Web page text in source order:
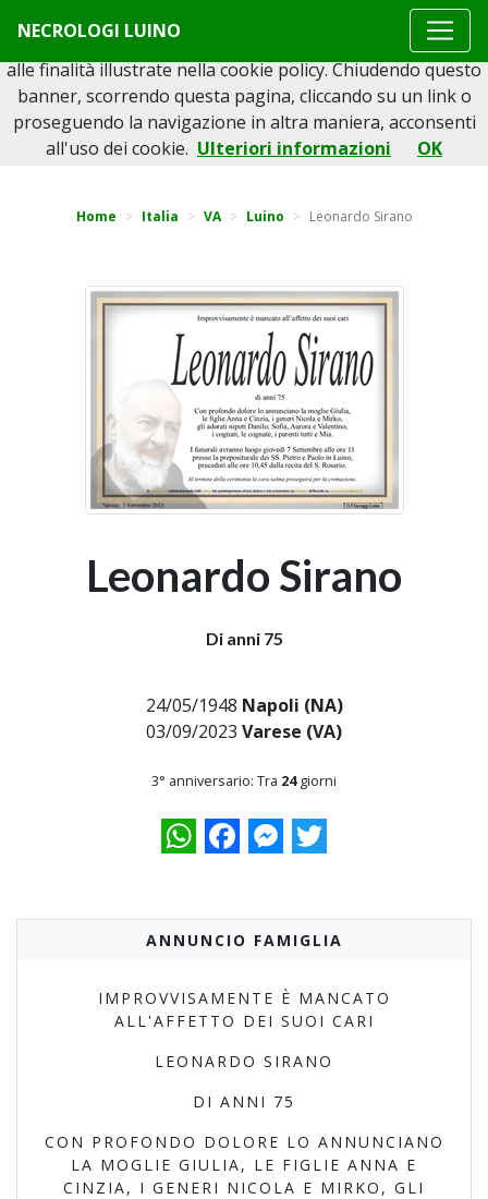
NECROLOGI LUINO
Torna indietro
Home Italia VA Luino Leonardo Sirano
Leonardo Sirano
Di anni 75
24/05/1948 Napoli (NA)
03/09/2023 Varese (VA)
3° anniversario: Tra 24giorni
WhatsAppFacebookMessenger
Twitter
ANNUNCIO FAMIGLIA
IMPROVVISAMENTE È MANCATO
ALL'AFFETTO DEI SUOI CARI
LEONARDO SIRANO
DI ANNI 75
CON PROFONDO DOLORE LO ANNUNCIANO
LA MOGLIE GIULIA, LE FIGLIE ANNA E
CINZIA, I GENERI NICOLA E MIRKO, GLI
Questo sito o gli strumenti terzi da questo utilizzati si
avvalgono di cookie necessari al funzionamento ed utili
alle finalità illustrate nella cookie policy. Chiudendo questo
banner, scorrendo questa pagina, cliccando su un link o
proseguendo la navigazione in altra maniera, acconsenti
all'uso dei cookie. Ulteriori informazioni OK